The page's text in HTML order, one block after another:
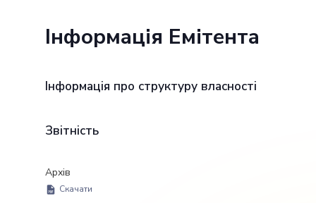
Інформація Емітента
Інформація про структуру власності
Звітність
Архів
Скачати